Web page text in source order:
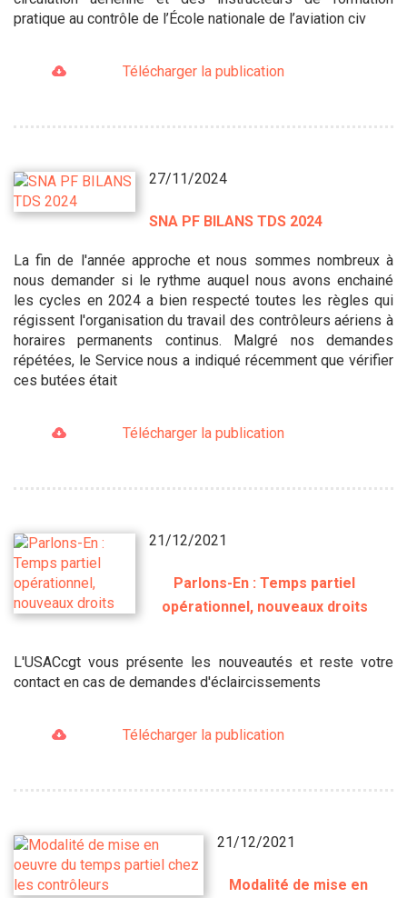
pratique au contrôle de l’École nationale de l’aviation civ
Télécharger la publication
27/11/2024
SNA PF BILANS TDS 2024
La fin de l'année approche et nous sommes nombreux à
nous demander si le rythme auquel nous avons enchainé
les cycles en 2024 a bien respecté toutes les règles qui
régissent l'organisation du travail des contrôleurs aériens à
horaires permanents continus. Malgré nos demandes
répétées, le Service nous a indiqué récemment que vérifier
ces butées était
Télécharger la publication
21/12/2021
Parlons-En : Temps partiel
opérationnel, nouveaux droits
L'USACcgt vous présente les nouveautés et reste votre
contact en cas de demandes d'éclaircissements
Télécharger la publication
21/12/2021
Modalité de mise en